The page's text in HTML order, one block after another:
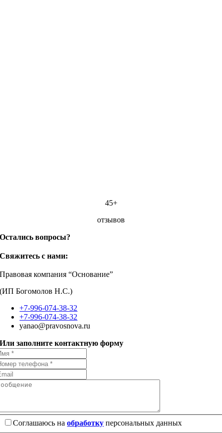
45+
отзывов
Остались вопросы?
Свяжитесь с нами:
Правовая компания “Основание”
(ИП Богомолов Н.С.)
+7-996-074-38-32
+7-996-074-38-32
yanao@pravosnova.ru
Или заполните контактную форму
Соглашаюсь наобработку персональных данных